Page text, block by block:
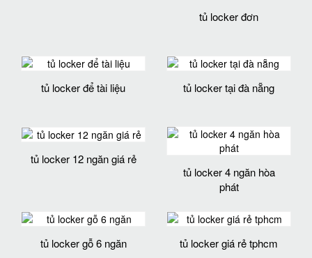
tủ locker đơn
tủ locker để tài liệu tủ locker tại đà nẵng
tủ locker 12 ngăn giá rẻ
tủ locker 4 ngăn hòa
phát
tủ locker gỗ 6 ngăn tủ locker giá rẻ tphcm